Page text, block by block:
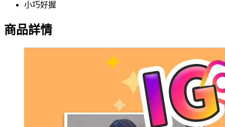
小巧好握
商品詳情